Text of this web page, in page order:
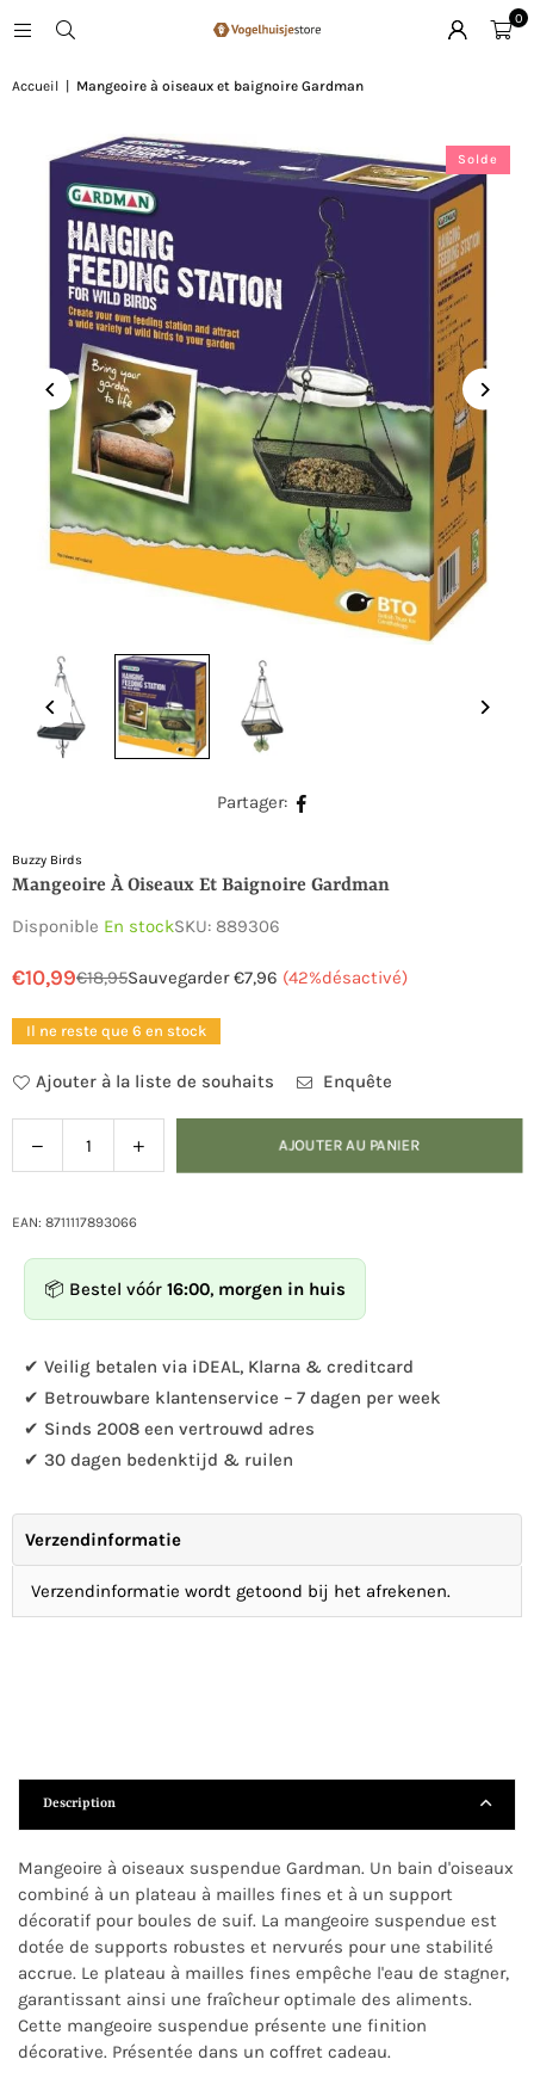
0
Accueil Mangeoire à oiseaux et baignoire Gardman
Solde
Partager:
Buzzy Birds
Mangeoire À Oiseaux Et Baignoire Gardman
Disponible En stockSKU: 889306
Prix
régulier
€10,99€18,95Sauvegarder €7,96 (42%désactivé)
Il ne reste que 6 en stock
Ajouter à la liste de souhaits Enquête
Diminuer
la
pour
oiseaux
baignoire
Gardman
Augmenter
la
à
oiseaux
baignoire
Gardman
AJOUTER AU PANIER
EAN: 8711117893066
📦 Bestel vóór 16:00, morgen in huis
✔ Veilig betalen via iDEAL, Klarna & creditcard
✔ Betrouwbare klantenservice – 7 dagen per week
✔ Sinds 2008 een vertrouwd adres
✔ 30 dagen bedenktijd & ruilen
Verzendinformatie
Verzendinformatie wordt getoond bij het afrekenen.
Description
Mangeoire à oiseaux suspendue Gardman. Un bain d'oiseaux
combiné à un plateau à mailles fines et à un support
décoratif pour boules de suif. La mangeoire suspendue est
dotée de supports robustes et nervurés pour une stabilité
accrue. Le plateau à mailles fines empêche l'eau de stagner,
garantissant ainsi une fraîcheur optimale des aliments.
Cette mangeoire suspendue présente une finition
décorative. Présentée dans un coffret cadeau.